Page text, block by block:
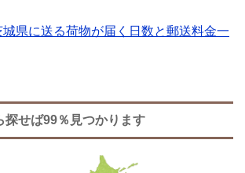
県に送る荷物が届く日数と郵送料金一
探せば99％見つかります